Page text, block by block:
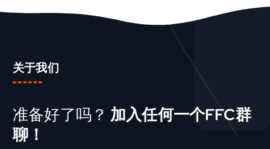
关于我们
准备好了吗？ 加入任何一个FFC群
聊！